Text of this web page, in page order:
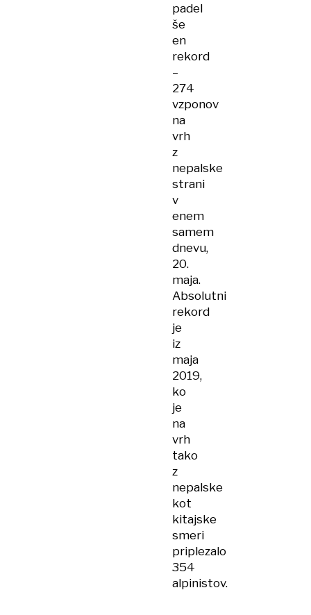
padel
še
en
rekord
–
274
vzponov
na
vrh
z
nepalske
strani
v
enem
samem
dnevu,
20.
maja.
Absolutni
rekord
je
iz
maja
2019,
ko
je
na
vrh
tako
z
nepalske
kot
kitajske
smeri
priplezalo
354
alpinistov.